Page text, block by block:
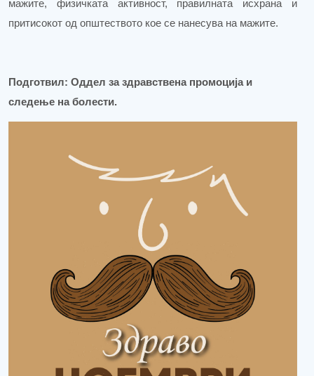
мажите, физичката активност, правилната исхрана и
притисокот од општеството кое се нанесува на мажите.
Подготвил: Оддел за здравствена промоција и
следење на болести.